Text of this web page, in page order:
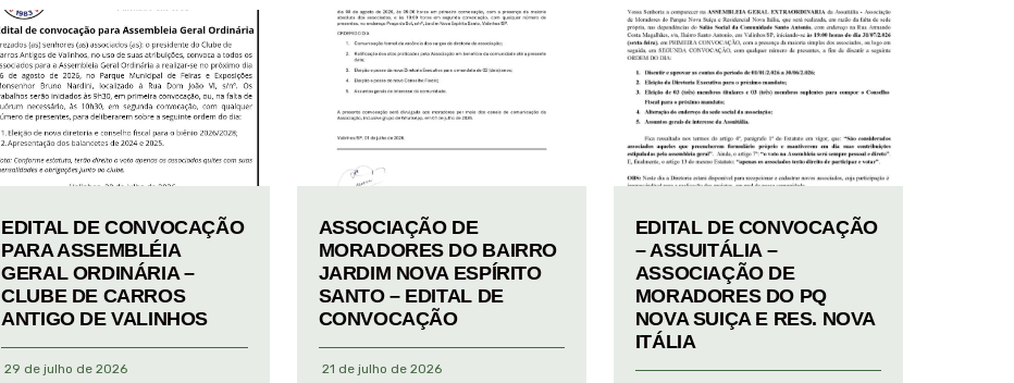
EDITAL DE CONVOCAÇÃO
PARA ASSEMBLÉIA
GERAL ORDINÁRIA –
CLUBE DE CARROS
ANTIGO DE VALINHOS
29 de julho de 2026
ASSOCIAÇÃO DE
MORADORES DO BAIRRO
JARDIM NOVA ESPÍRITO
SANTO – EDITAL DE
CONVOCAÇÃO
21 de julho de 2026
EDITAL DE CONVOCAÇÃO
– ASSUITÁLIA –
ASSOCIAÇÃO DE
MORADORES DO PQ
NOVA SUIÇA E RES. NOVA
ITÁLIA